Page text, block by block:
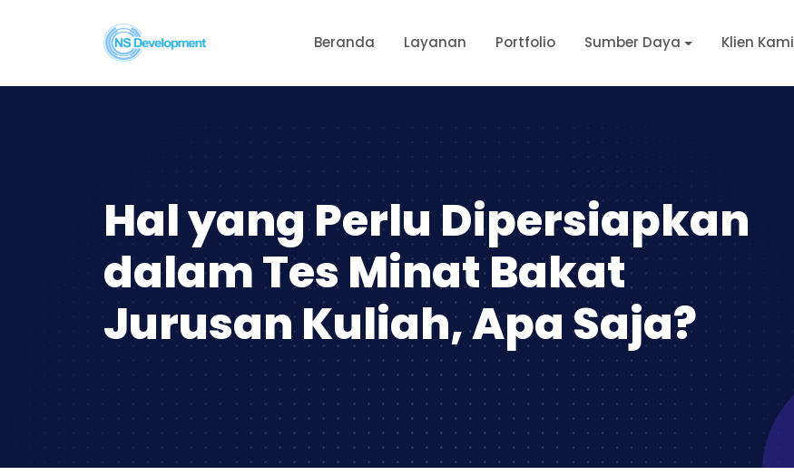
Beranda Layanan Portfolio Sumber Daya Klien Kami
Hal yang Perlu Dipersiapkan
dalam Tes Minat Bakat
Jurusan Kuliah, Apa Saja?